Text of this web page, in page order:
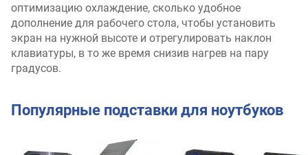
оптимизацию охлаждение, сколько удобное
дополнение для рабочего стола, чтобы установить
экран на нужной высоте и отрегулировать наклон
клавиатуры, в то же время снизив нагрев на пару
градусов.
Популярные подставки для ноутбуков